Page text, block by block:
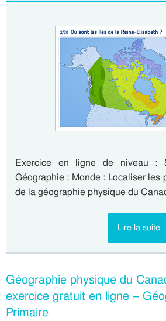
Exercice en ligne de niveau :
Géographie : Monde : Localiser les
de la géographie physique du
Lire la suite
Géographie physique du
exercice gratuit en ligne –
Primaire